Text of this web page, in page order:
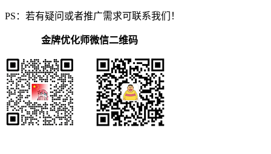
PS：若有疑问或者推广需求可联系我们！
金牌优化师微信二维码